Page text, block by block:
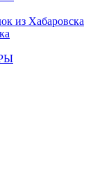
из Хабаровска